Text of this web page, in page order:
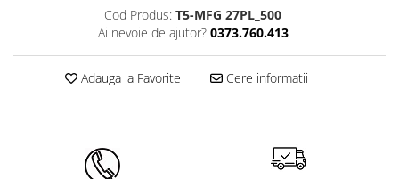
Instant apa calda pe gaz / GPL
Panouri solare si fotovoltaice
Panouri solare cu tuburi vidate
Panouri solare plane
Cod Produs: T5-MFG 27PL_500
Ai nevoie de ajutor? 0373.760.413
Adauga la Favorite Cere informatii